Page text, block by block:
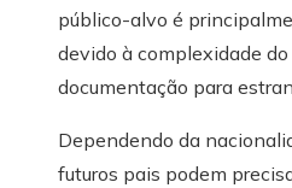
público-alvo é
devido à complexidade
documentação para
Dependendo da
futuros pais podem